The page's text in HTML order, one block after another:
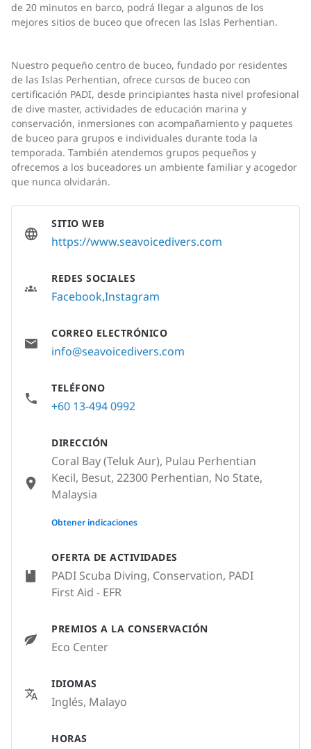
de 20 minutos en barco, podrá llegar a algunos de los
mejores sitios de buceo que ofrecen las Islas Perhentian.
Nuestro pequeño centro de buceo, fundado por residentes
de las Islas Perhentian, ofrece cursos de buceo con
certificación PADI, desde principiantes hasta nivel profesional
de dive master, actividades de educación marina y
conservación, inmersiones con acompañamiento y paquetes
de buceo para grupos e individuales durante toda la
temporada. También atendemos grupos pequeños y
ofrecemos a los buceadores un ambiente familiar y acogedor
que nunca olvidarán.
OFERTA DE ACTIVIDADES
PADI Scuba Diving, Conservation, PADI
First Aid - EFR
PREMIOS A LA CONSERVACIÓN
Eco Center
IDIOMAS
Inglés, Malayo
HORAS
SITIO WEB
https://www.seavoicedivers.com
REDES SOCIALES
FacebookInstagram
CORREO ELECTRÓNICO
info@seavoicedivers.com
TELÉFONO
+60 13-494 0992
DIRECCIÓN
Coral Bay (Teluk Aur), Pulau Perhentian
Kecil, Besut, 22300 Perhentian, No State,
Malaysia
None
Obtener indicaciones